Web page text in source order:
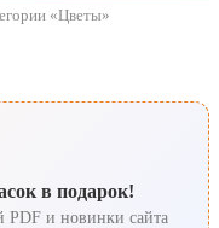
«Цветы»
в подарок!
и новинки сайта